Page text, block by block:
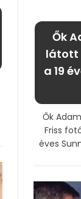
Ők
látott
a 19
Ők
Friss
éves